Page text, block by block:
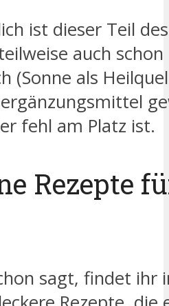
ist dieser Teil
auch
(Sonne als
fehl am Platz ist.
Rezepte
sagt, findet ihr